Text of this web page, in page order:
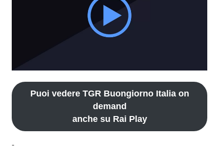
Puoi vedere TGR Buongiorno Italia on
demand
anche su Rai Play
-